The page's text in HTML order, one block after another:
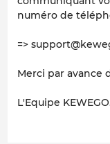
numéro de
=>
Merci par avance
L'Equipe